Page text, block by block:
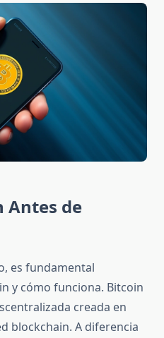
Antes de
es fundamental
y cómo funciona. Bitcoin
creada en
blockchain. A diferencia